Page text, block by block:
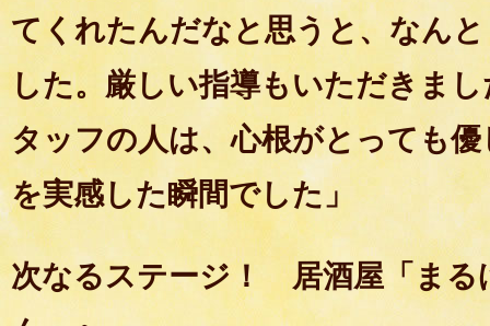
てくれたんだなと思うと、なん
した。厳しい指導もいただきま
タッフの人は、心根がとっても
を実感した瞬間でした」
次なるステージ！ 居酒屋「まる